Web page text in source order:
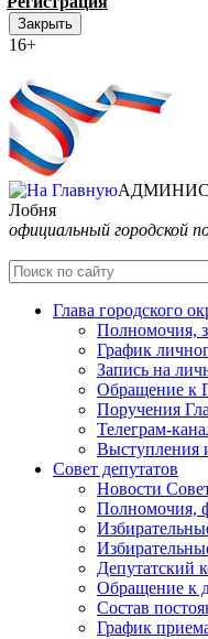
Закрыть
16+
Лобня
официальный городской
Глава городского
Полномочия,
График
Запись на
Обращение к
Поручения
Телеграм-
Выступления
Совет депутатов
Новости
Полномочия,
Депутатский
Обращение к
Состав
График